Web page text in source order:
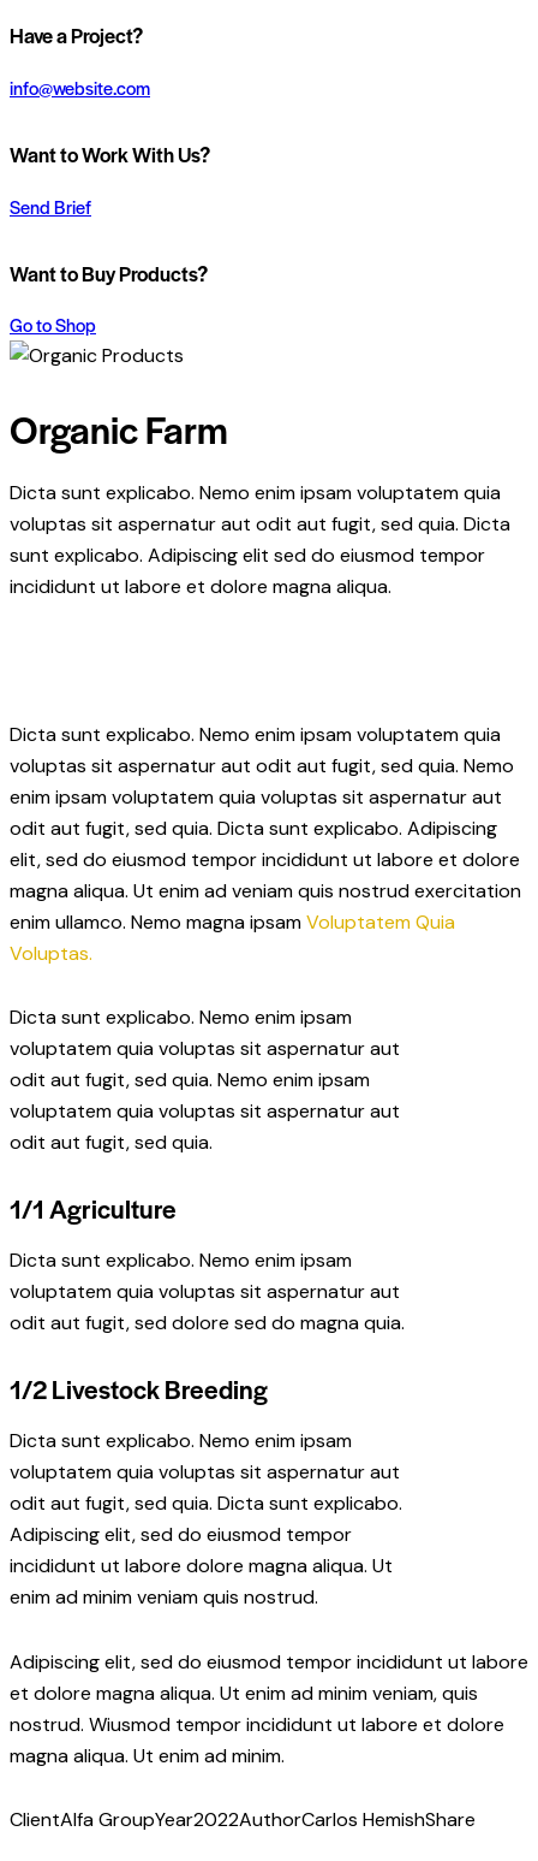
Have a Project?
info@website.com
Want to Work With Us?
Send Brief
Want to Buy Products?
Go to Shop
Organic Farm
Dicta sunt explicabo. Nemo enim ipsam voluptatem quia
voluptas sit aspernatur aut odit aut fugit, sed quia. Dicta
sunt explicabo. Adipiscing elit sed do eiusmod tempor
incididunt ut labore et dolore magna aliqua.
Dicta sunt explicabo. Nemo enim ipsam voluptatem quia
voluptas sit aspernatur aut odit aut fugit, sed quia. Nemo
enim ipsam voluptatem quia voluptas sit aspernatur aut
odit aut fugit, sed quia. Dicta sunt explicabo. Adipiscing
elit, sed do eiusmod tempor incididunt ut labore et dolore
magna aliqua. Ut enim ad veniam quis nostrud exercitation
enim ullamco. Nemo magna ipsamVoluptatem Quia
Voluptas.
Dicta sunt explicabo. Nemo enim ipsam
voluptatem quia voluptas sit aspernatur aut
odit aut fugit, sed quia. Nemo enim ipsam
voluptatem quia voluptas sit aspernatur aut
odit aut fugit, sed quia.
1/1 Agriculture
Dicta sunt explicabo. Nemo enim ipsam
voluptatem quia voluptas sit aspernatur aut
odit aut fugit, sed dolore sed do magna quia.
1/2 Livestock Breeding
Dicta sunt explicabo. Nemo enim ipsam
voluptatem quia voluptas sit aspernatur aut
odit aut fugit, sed quia. Dicta sunt explicabo.
Adipiscing elit, sed do eiusmod tempor
incididunt ut labore dolore magna aliqua. Ut
enim ad minim veniam quis nostrud.
Adipiscing elit, sed do eiusmod tempor incididunt ut labore
et dolore magna aliqua. Ut enim ad minim veniam, quis
nostrud. Wiusmod tempor incididunt ut labore et dolore
magna aliqua. Ut enim ad minim.
ClientAlfa GroupYear2022AuthorCarlos HemishShare